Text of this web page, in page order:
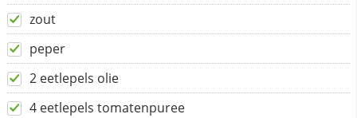
zout
peper
2 eetlepels olie
4 eetlepels tomatenpuree